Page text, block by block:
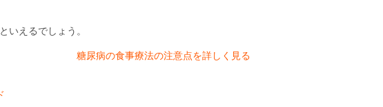
いえるでしょう。
糖尿病の食事療法の注意点を詳しく見る